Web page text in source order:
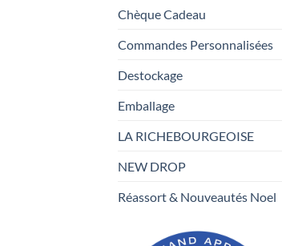
Chèque Cadeau
Commandes Personnalisées
Destockage
Emballage
LA RICHEBOURGEOISE
NEW DROP
Réassort & Nouveautés Noel